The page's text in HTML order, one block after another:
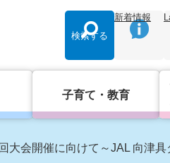
検索する
新着情報
子育て・教育
大会開催に向けて～JAL 向津